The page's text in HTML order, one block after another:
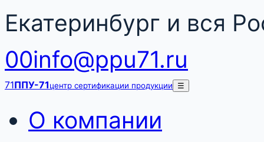
Екатеринбург и вся
00info@ppu71.ru
71ППУ-71центр сертификации продукции ☰
О компании